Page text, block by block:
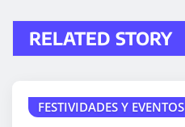
RELATED STORY
FESTIVIDADES Y EVENTOS